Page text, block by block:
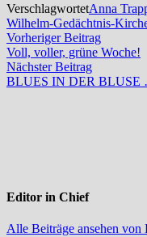
VerschlagwortetAnna
Wilhelm-Gedächtnis-
Vorheriger BeitragVorheriger
Beitrag:
Voll, voller, grüne Woche!
Nächster BeitragNächster
Beitrag:
BLUES IN DER
Editor in Chief
Alle Beiträge ansehen